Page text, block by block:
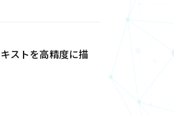
ストを高精度に描